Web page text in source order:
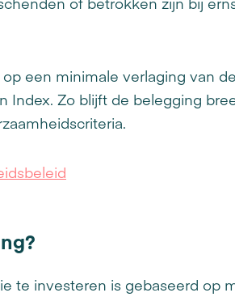
een minimale verlaging van
Index. Zo blijft de belegging
te investeren is gebaseerd op